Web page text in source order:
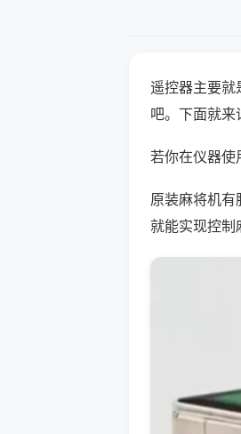
遥控器主要就
吧。下面就来
若你在仪器使
原装麻将机
就能实现控制